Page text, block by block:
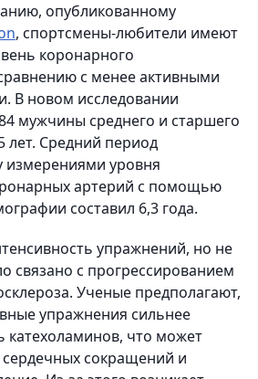
опубликованному
, спортсмены-любители имеют
коронарного
с менее активными
В новом исследовании
мужчины среднего и старшего
лет. Средний период
уровня
артерий с помощью
составил 6,3 года.
упражнений, но не
связано с прогрессированием
Ученые предполагают,
упражнения сильнее
что может
сердечных сокращений и